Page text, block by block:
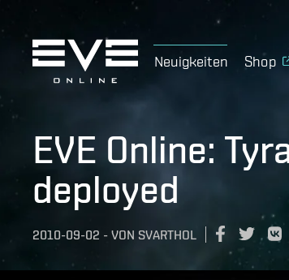
Neuigkeiten Shop
EVE Online:
deployed
2010-09-02 - VON SVARTHOL